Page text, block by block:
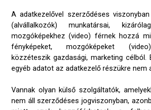
A adatkezelővel szerződéses
(alvállalkozók) munkatársai,
mozgóképekhez (video) férnek hozzá
fényképeket, mozgóképeket
közzéteszik gazdasági, marketing célból.
egyéb adatot az adatkezelő részükre nem
Vannak olyan külső szolgáltatók,
nem áll szerződéses jogviszonyban,